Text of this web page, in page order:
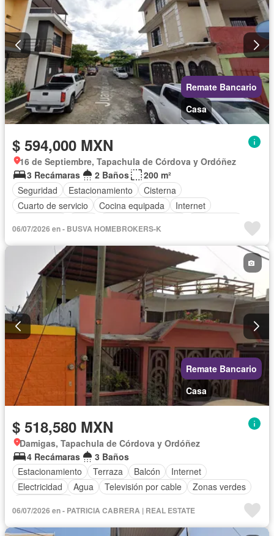
Remate Bancario
Casa
$ 594,000 MXN
16 de Septiembre, Tapachula de Córdova y Ordóñez
3 Recámaras
2 Baños
200 m²
Seguridad
Estacionamiento
Cisterna
Cuarto de servicio
Cocina equipada
Internet
Sin amueblar
06/07/2026 en - BUSVA HOMEBROKERS-K
Remate Bancario
Casa
$ 518,580 MXN
Damigas, Tapachula de Córdova y Ordóñez
4 Recámaras
3 Baños
Estacionamiento
Terraza Balcón
Internet
Electricidad
Agua Televisión por cable
Zonas verdes
06/07/2026 en - PATRICIA CABRERA | REAL ESTATE